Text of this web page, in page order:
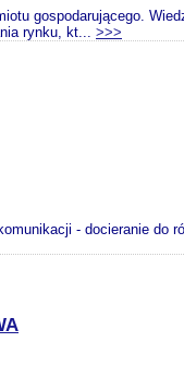
gospodarującego.
rynku, kt... >>>
- docieranie do